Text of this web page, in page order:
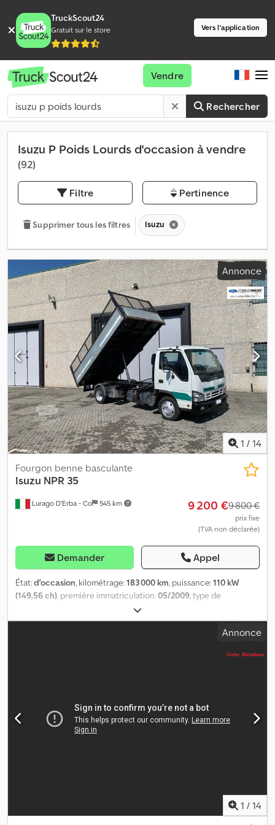
TruckScout24
Gratuit sur le store Vers l'application
Rechercher
Vendre
Isuzu P Poids Lourds d'occasion à vendre
(92)
Filtre Pertinence
Supprimer tous les filtres Isuzu
Annonce
1 / 14
Lurago D'Erba - Co 545 km
Fourgon benne basculante
Isuzu NPR 35
9 200 €9 800 €
prix fixe
(TVA non déclarée)
Demander Appel
État:d'occasion, kilométrage:183 000 km, puissance:110 kW
(149,56 ch), première immatriculation:05/2009, type de
, poids maximal de charge:
3 500 kg, couleur:blanc, type d'engrenage:mécanique, classe
, longueur de l'espace de
, -Camion d'occasion : Isuzu
charge (PTAC) : 35 quintaux, Charge utile : 5,2 quintaux, Roues
arrière jumelées, Renfort de ressorts arrière. -Équipement : Benne
basculante trilatérale avec dimensions 4 300 x 2 200 mm, parois
mécanique en bon état de marche. _____ CARLO MAURI S.r.l. -
Lurago d'Erba - Via Vallassina 6 - Tél. 031.699.049 - Vendeurs :
Annonce
1 / 14